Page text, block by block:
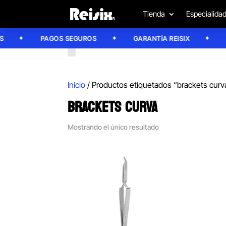
Tienda
PAGOS SEGUROS GARANTÍA REISIX
Inicio / Productos etiquetados “brackets
BRACKETS CURVA
Mostrando el único resultado